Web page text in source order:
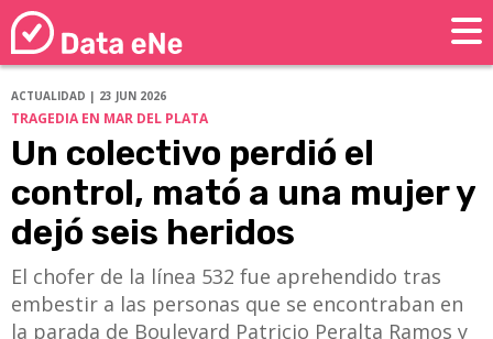
ACTUALIDAD | 23 JUN 2026
TRAGEDIA EN MAR DEL PLATA
Un colectivo perdió el
control, mató a una mujer y
dejó seis heridos
​​​​​​​El chofer de la línea 532 fue aprehendido tras
embestir a las personas que se encontraban en
la parada de Boulevard Patricio Peralta Ramos y